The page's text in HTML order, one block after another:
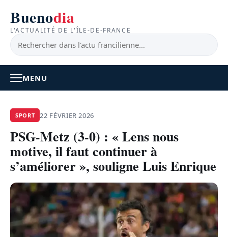
Buenodia
L'ACTUALITÉ DE L'ÎLE-DE-FRANCE
MENU
ACTUALITÉ
BONS PLANS
FEEL GOOD
FAITS DIVERS
SPORT 22 FÉVRIER 2026
PSG-Metz (3-0) : « Lens nous
motive, il faut continuer à
s’améliorer », souligne Luis Enrique